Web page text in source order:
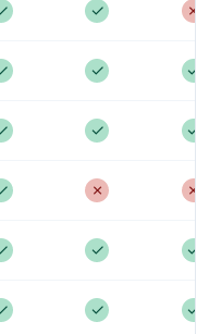
✓ ✗
✓ ✓
✓ ✓
✗ ✗
✓ ✓
✓ ✓